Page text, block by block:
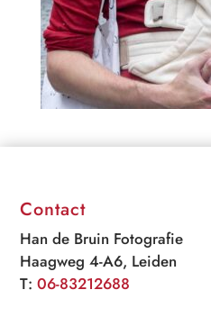
Contact
Han de Bruin Fotografie
Haagweg 4-A6, Leiden
T:06-83212688